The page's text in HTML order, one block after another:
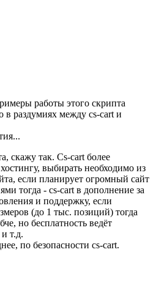
работы этого скрипта
в раздумиях между cs-cart и
скажу так. Cs-cart более
выбирать необходимо из
если планирует огромный сайт
тогда - cs-cart в дополнение за
и поддержку, если
(до 1 тыс. позиций) тогда
но бесплатность ведёт
т.д.
по безопасности cs-cart.